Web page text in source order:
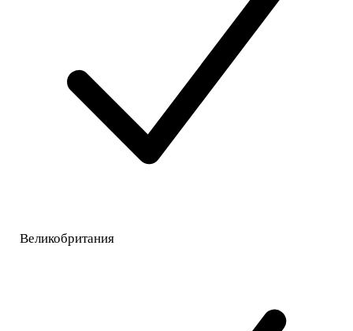
Великобритания